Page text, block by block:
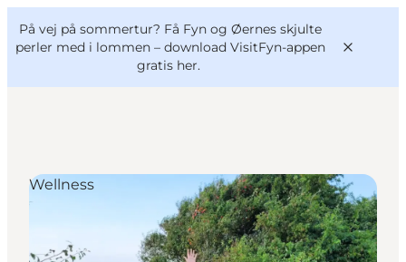
På vej på sommertur? Få Fyn og Øernes skjulte
perler med i lommen – download VisitFyn-appen
gratis her.
Mad og drikke
VisitFyn
Deutsch
Wellness